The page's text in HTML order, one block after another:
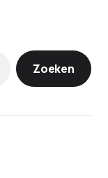
Zoeken